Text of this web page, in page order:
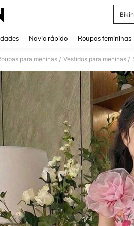
Navio rápido Roupas femininas
para meninas / Vestidos para meninas /